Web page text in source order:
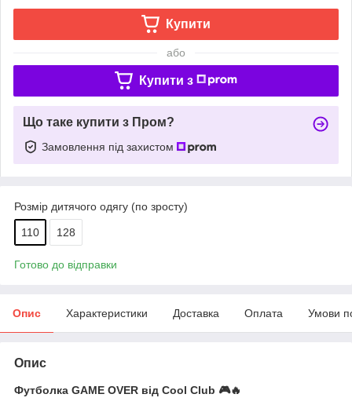
Купити
або
Купити з
Що таке купити з Пром?
Замовлення під захистом
Розмір дитячого одягу (по зросту)
110 128
Готово до відправки
Опис Характеристики Доставка Оплата Умови
Опис
Футболка GAME OVER від Cool Club 🎮🔥